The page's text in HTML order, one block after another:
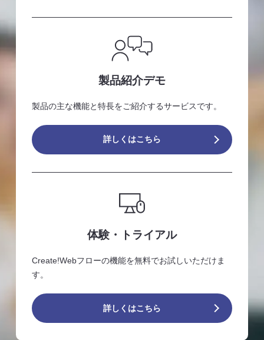
製品紹介デモ
製品の主な機能と特長をご紹介するサービスです。
詳しくはこちら
体験・トライアル
Create!Webフローの機能を無料でお試しいただけま
す。
詳しくはこちら